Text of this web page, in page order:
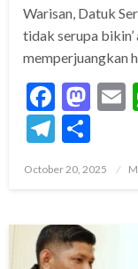
Warisan, Datuk
tidak serupa
memperjuangkan
Posted
October 20, 2025